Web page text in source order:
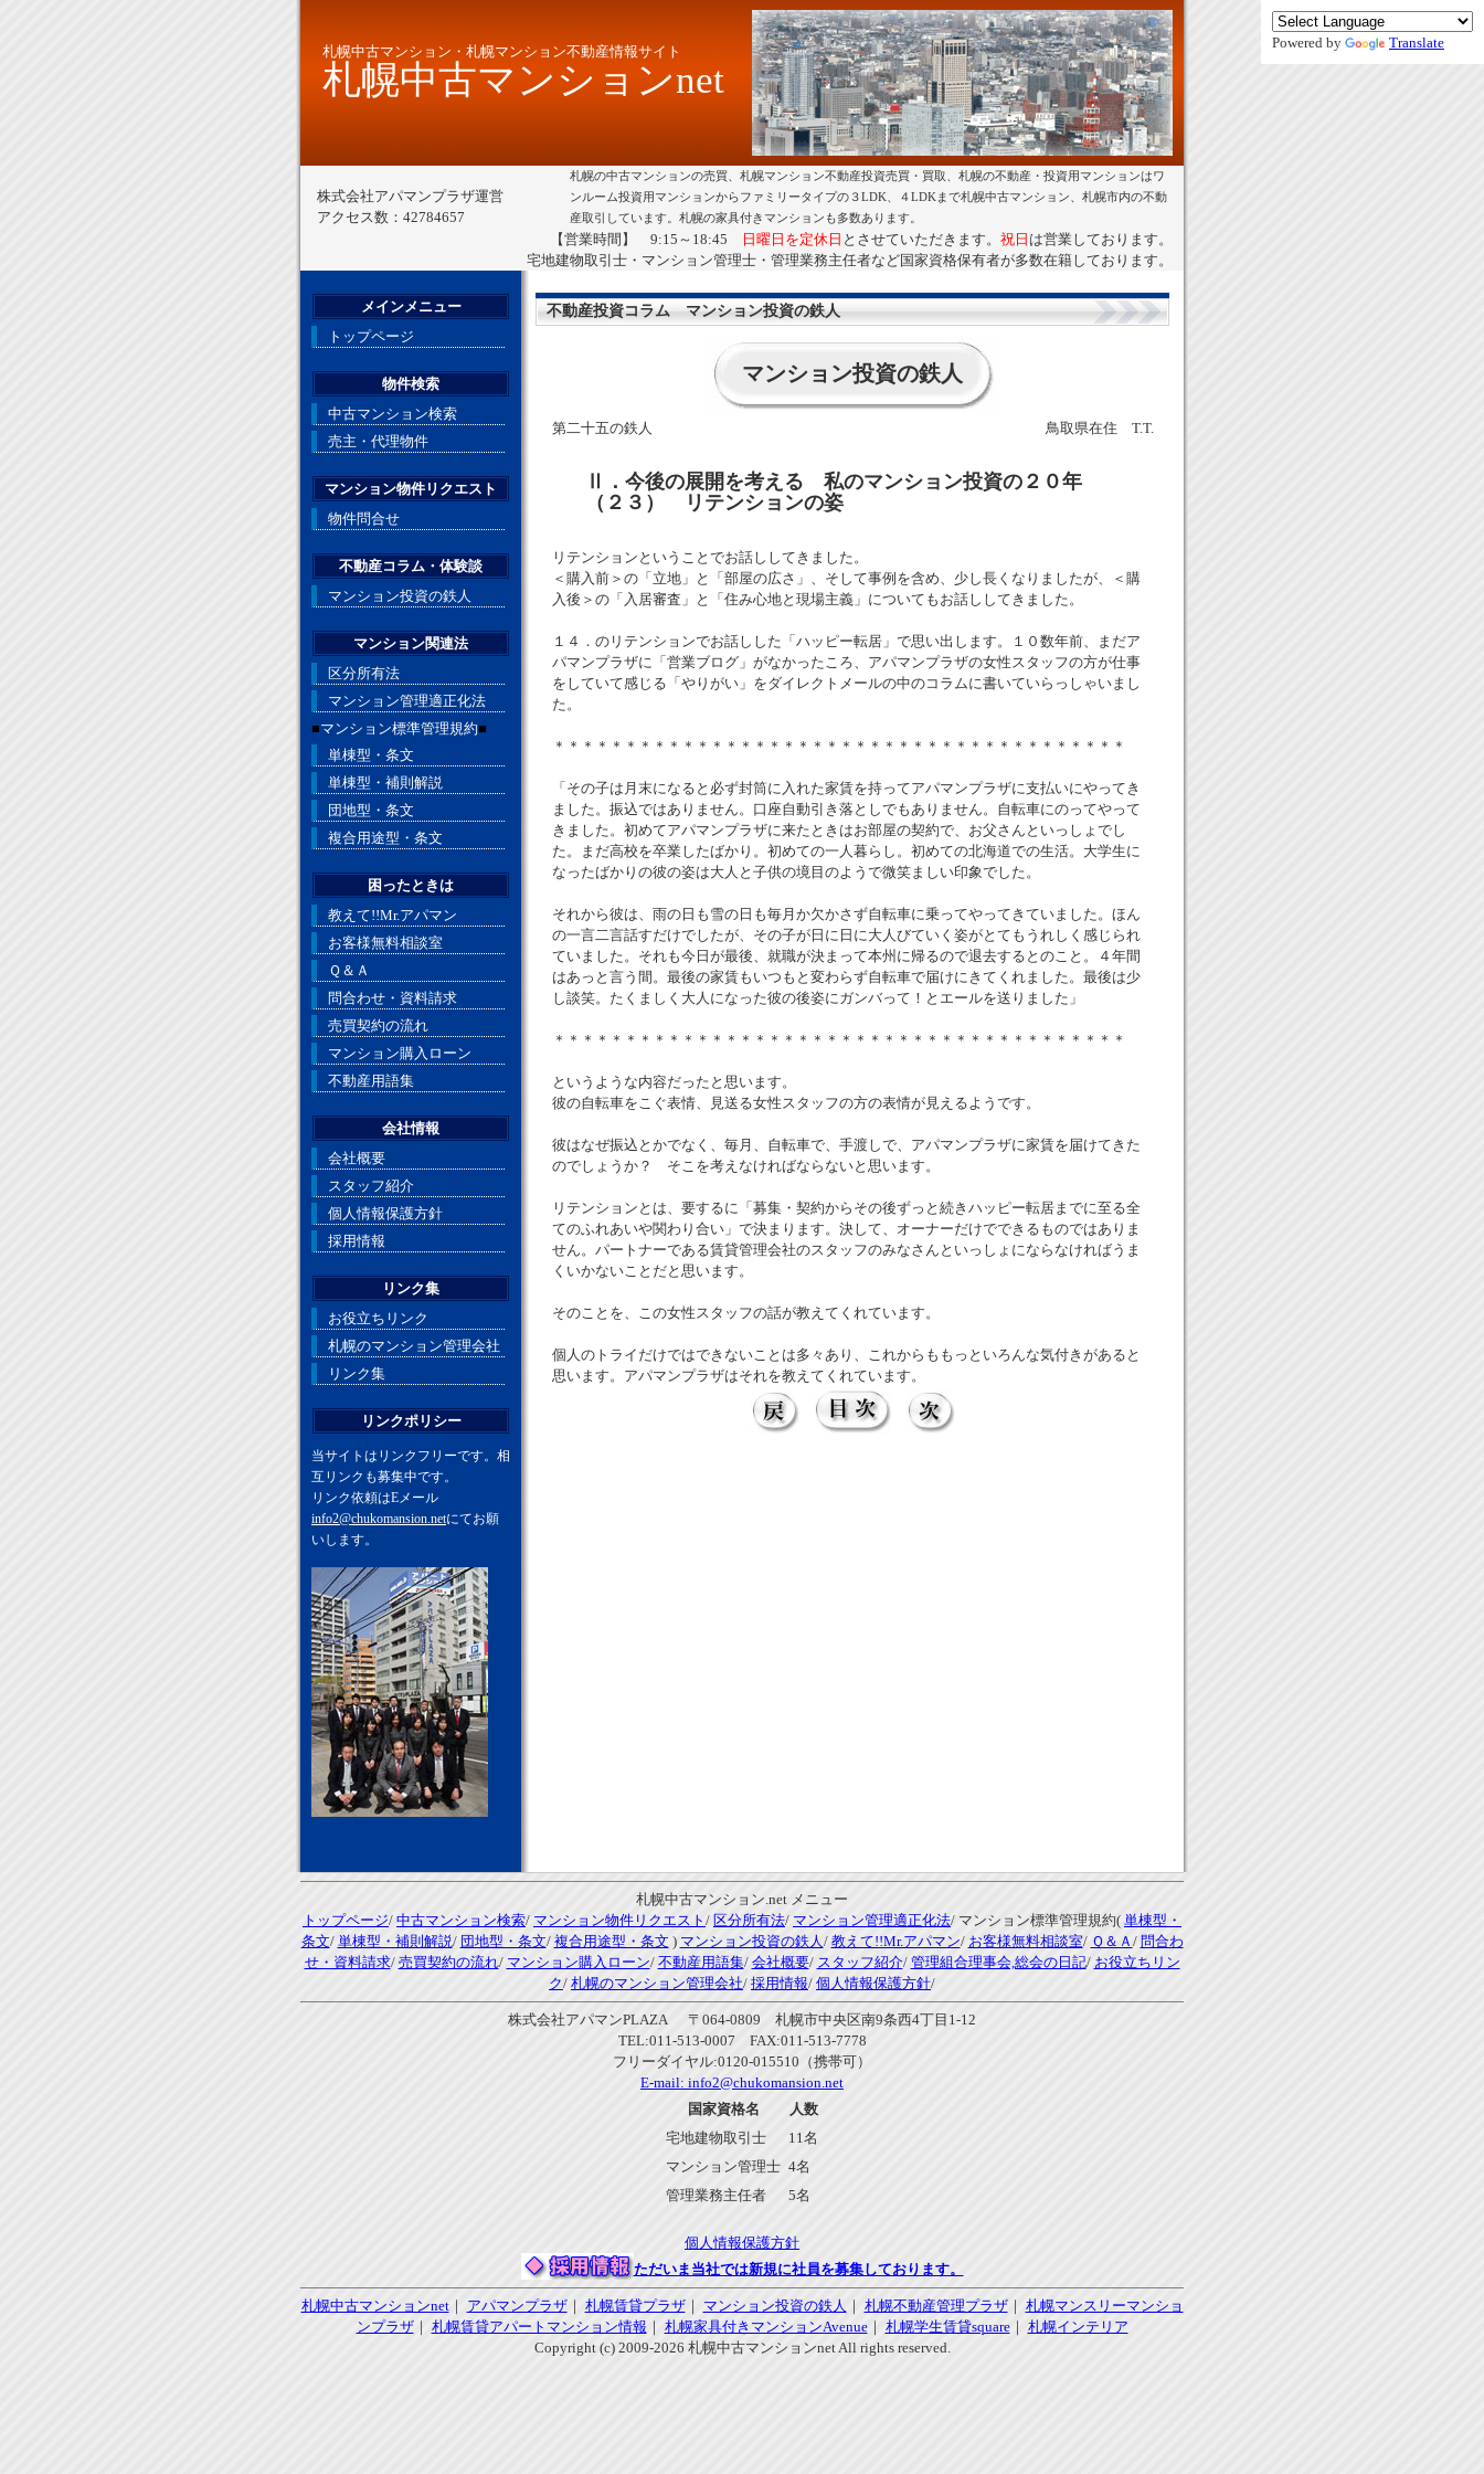
札幌中古マンション・札幌マンション不動産情報サイト
札幌中古マンションnet
株式会社アパマンプラザ運営
アクセス数：42784657
札幌の中古マンションの売買、札幌マンション不動産投資売買・買取、札幌の不動産・投資用マンションはワ
ンルーム投資用マンションからファミリータイプの３LDK、４LDKまで札幌中古マンション、札幌市内の不動
産取引しています。札幌の家具付きマンションも多数あります。
【営業時間】 9:15～18:45 日曜日を定休日 とさせていただきます。 祝日 は営業しております。
宅地建物取引士・マンション管理士・管理業務主任者など国家資格保有者が多数在籍しております。
Powered by Translate
不動産投資コラム マンション投資の鉄人
マンション投資の鉄人
第二十五の鉄人 鳥取県在住 T.T.
Ⅱ．今後の展開を考える 私のマンション投資の２０年
（２３） リテンションの姿
リテンションということでお話ししてきました。
＜購入前＞の「立地」と「部屋の広さ」、そして事例を含め、少し長くなりましたが、＜購
入後＞の「入居審査」と「住み心地と現場主義」についてもお話ししてきました。
１４．のリテンションでお話しした「ハッピー転居」で思い出します。１０数年前、まだア
パマンプラザに「営業ブログ」がなかったころ、アパマンプラザの女性スタッフの方が仕事
をしていて感じる「やりがい」をダイレクトメールの中のコラムに書いていらっしゃいまし
た。
＊＊＊＊＊＊＊＊＊＊＊＊＊＊＊＊＊＊＊＊＊＊＊＊＊＊＊＊＊＊＊＊＊＊＊＊＊＊＊＊
「その子は月末になると必ず封筒に入れた家賃を持ってアパマンプラザに支払いにやってき
ました。振込ではありません。口座自動引き落としでもありません。自転車にのってやって
きました。初めてアパマンプラザに来たときはお部屋の契約で、お父さんといっしょでし
た。まだ高校を卒業したばかり。初めての一人暮らし。初めての北海道での生活。大学生に
なったばかりの彼の姿は大人と子供の境目のようで微笑ましい印象でした。
それから彼は、雨の日も雪の日も毎月か欠かさず自転車に乗ってやってきていました。ほん
の一言二言話すだけでしたが、その子が日に日に大人びていく姿がとてもうれしく感じられ
ていました。それも今日が最後、就職が決まって本州に帰るので退去するとのこと。４年間
はあっと言う間。最後の家賃もいつもと変わらず自転車で届けにきてくれました。最後は少
し談笑。たくましく大人になった彼の後姿にガンバって！とエールを送りました」
＊＊＊＊＊＊＊＊＊＊＊＊＊＊＊＊＊＊＊＊＊＊＊＊＊＊＊＊＊＊＊＊＊＊＊＊＊＊＊＊
というような内容だったと思います。
彼の自転車をこぐ表情、見送る女性スタッフの方の表情が見えるようです。
彼はなぜ振込とかでなく、毎月、自転車で、手渡しで、アパマンプラザに家賃を届けてきた
のでしょうか？ そこを考えなければならないと思います。
リテンションとは、要するに「募集・契約からその後ずっと続きハッピー転居までに至る全
てのふれあいや関わり合い」で決まります。決して、オーナーだけでできるものではありま
せん。パートナーである賃貸管理会社のスタッフのみなさんといっしょにならなければうま
くいかないことだと思います。
そのことを、この女性スタッフの話が教えてくれています。
個人のトライだけではできないことは多々あり、これからももっといろんな気付きがあると
思います。アパマンプラザはそれを教えてくれています。
メインメニュー
トップページ
物件検索
中古マンション検索
売主・代理物件
マンション物件リクエスト
物件問合せ
不動産コラム・体験談
マンション投資の鉄人
マンション関連法
区分所有法
マンション管理適正化法
■マンション標準管理規約■
単棟型・条文
単棟型・補則解説
団地型・条文
複合用途型・条文
困ったときは
教えて!!Mr.アパマン
お客様無料相談室
Ｑ＆Ａ
問合わせ・資料請求
売買契約の流れ
マンション購入ローン
不動産用語集
会社情報
会社概要
スタッフ紹介
個人情報保護方針
採用情報
リンク集
お役立ちリンク
札幌のマンション管理会社
リンク集
リンクポリシー
当サイトはリンクフリーです。相
互リンクも募集中です。
リンク依頼はEメール
info2@chukomansion.netにてお願
いします。
札幌中古マンション.net メニュー
トップページ/ 中古マンション検索/ マンション物件リクエスト / 区分所有法/ マンション管理適正化法/ マンション標準管理規約( 単棟型・
条文/ 単棟型・補則解説/ 団地型・条文/ 複合用途型・条文 ) マンション投資の鉄人/ 教えて!!Mr.アパマン/ お客様無料相談室/ Ｑ＆Ａ / 問合わ
せ・資料請求/ 売買契約の流れ/ マンション購入ローン/ 不動産用語集/ 会社概要/ スタッフ紹介/ 管理組合理事会,総会の日記/ お役立ちリン
ク/ 札幌のマンション管理会社/ 採用情報/ 個人情報保護方針/
株式会社アパマンPLAZA 〒064-0809 札幌市中央区南9条西4丁目1-12
TEL:011-513-0007 FAX:011-513-7778
フリーダイヤル:0120-015510（携帯可）
E-mail: info2@chukomansion.net
国家資格名
人数
宅地建物取引士
11名
マンション管理士 4名
管理業務主任者
5名
個人情報保護方針
ただいま当社では新規に社員を募集しております。
札幌中古マンションnet｜ アパマンプラザ｜ 札幌賃貸プラザ｜ マンション投資の鉄人 ｜ 札幌不動産管理プラザ｜ 札幌マンスリーマンショ
ンプラザ｜ 札幌賃貸アパートマンション情報 ｜ 札幌家具付きマンションAvenue｜ 札幌学生賃貸square｜ 札幌インテリア
Copyright (c) 2009-2026 札幌中古マンションnet All rights reserved.